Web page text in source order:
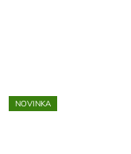
NOVINKA